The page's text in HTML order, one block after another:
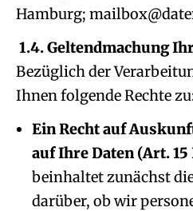
Hamburg;
1.4. Geltendmachung
Bezüglich der
Ihnen folgende Rechte
Ein Recht auf
auf Ihre Daten (Art. 15
beinhaltet zunächst
darüber, ob wir